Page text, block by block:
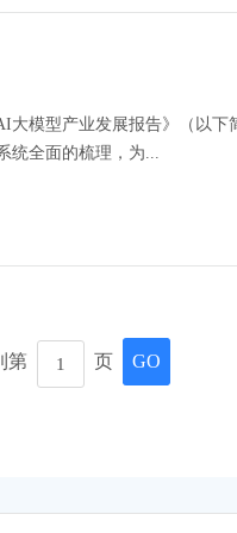
模型产业发展报告》（以下
全面的梳理，为...
第 页 GO